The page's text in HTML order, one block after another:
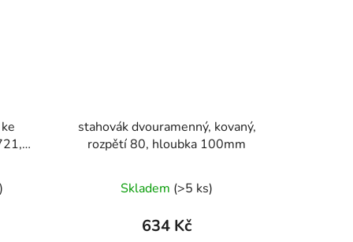
stahovák dvouramenný, kovaný,
rozpětí 80, hloubka 100mm
Skladem (>5 ks)
634 Kč